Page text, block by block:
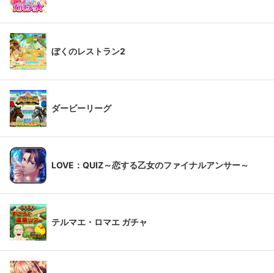
ぼくのレストラン2
ダービーリーグ
LOVE：QUIZ～恋する乙女のファイナルアンサー～
テルマエ・ロマエ ガチャ